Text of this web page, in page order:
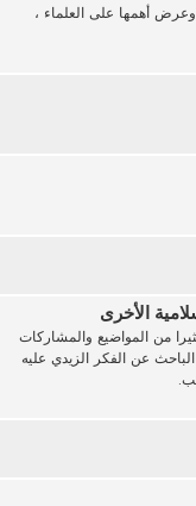
أهمها على العلماء ،
الأخرى
من المواضيع والمشاركات
عن الفكر الزيدي عليه